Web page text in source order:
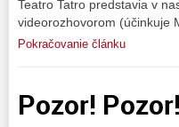
Teatro Tatro predstavia v
videorozhovorom (účinkuje
Pokračovanie článku
Pozor!